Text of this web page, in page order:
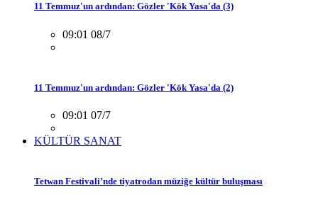
11 Temmuz'un ardından: Gözler 'Kök Yasa'da (3)
09:01 08/7
11 Temmuz'un ardından: Gözler 'Kök Yasa'da (2)
09:01 07/7
KÜLTÜR SANAT
Tetwan Festivali’nde tiyatrodan müziğe kültür buluşması